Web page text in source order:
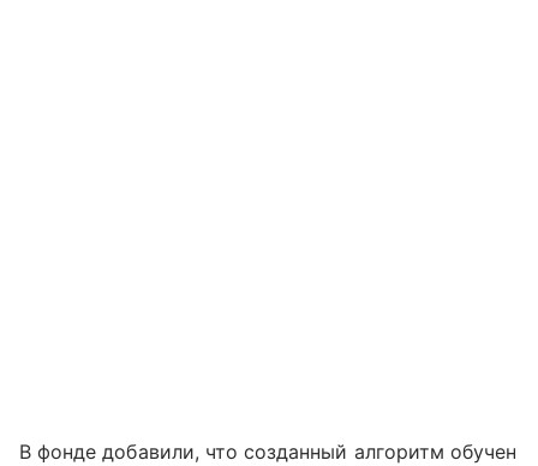
В фонде добавили, что созданный алгоритм обучен